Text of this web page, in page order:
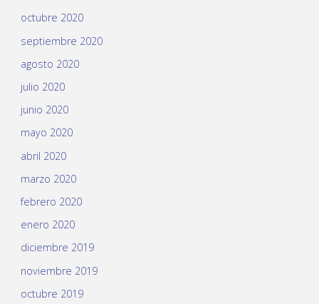
octubre 2020
septiembre 2020
agosto 2020
julio 2020
junio 2020
mayo 2020
abril 2020
marzo 2020
febrero 2020
enero 2020
diciembre 2019
noviembre 2019
octubre 2019